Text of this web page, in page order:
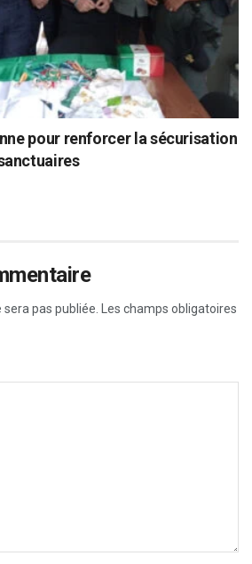
pour renforcer la sécurisation
pas publiée. Les champs obligatoires